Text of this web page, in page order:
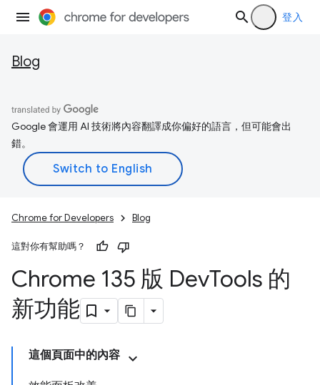
登入
Blog
Google 會運用 AI 技術將內容翻譯成你偏好的語言，但可能會出
錯。
Chrome for Developers Blog
這對你有幫助嗎？
Chrome 135 版 DevTools 的
新功能
這個頁面中的內容